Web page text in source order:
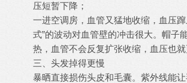
压短暂下降；
一进空调房，血管又猛地收缩，血压
式”的波动对血管壁的冲击很大。帽子
热，血管不会反复扩张收缩，血压也就
三、头发掉得更慢
暴晒直接损伤头皮和毛囊。紫外线能